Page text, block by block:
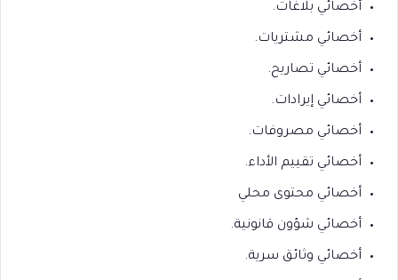
أخصائي بلاغات.
أخصائي مشتريات.
أخصائي تصاريح.
أخصائي إيرادات.
أخصائي مصروفات.
أخصائي تقييم الأداء.
أخصائي محتوى محلي
أخصائي شؤون قانونية.
أخصائي وثائق سرية.